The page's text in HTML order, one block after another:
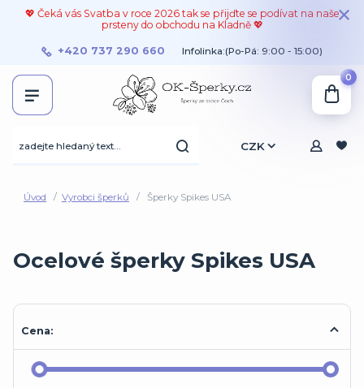
💖 Čeká vás Svatba v roce 2026 tak se přijďte se podívat na naše
prsteny do obchodu na Kladně 💖
CZK
+420 737 290 660 Infolinka:(Po-Pá: 9:00 - 15:00)
0
Úvod Vyrobci šperků Šperky Spikes USA
Ocelové šperky Spikes USA
Cena: